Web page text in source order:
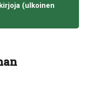
(ulkoinen